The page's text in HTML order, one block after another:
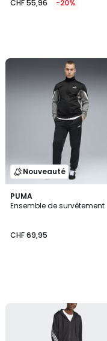
CHF 55,96 -20%
Nouveauté
PUMA
Ensemble de survêtement
CHF 69,95